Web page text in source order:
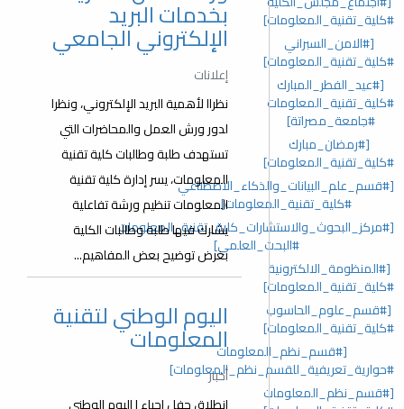
#كلية_تقنية_المعلومات]
[#الامن_السبراني
#كلية_تقنية_المعلومات]
[#عيد_الفطر_المبارك
#كلية_تقنية_المعلومات
#جامعة_مصراتة]
[#رمضان_مبارك
#كلية_تقنية_المعلومات]
[#قسم_علم_البيانات_والذكاء_الاصطناعي
#كلية_تقنية_المعلومات]
[#مركز_البحوث_والاستشارات_كلية_تقنية_المعلومات
#البحث_العلمي]
[#المنظومة_الالكترونية
#كلية_تقنية_المعلومات]
[#قسم_علوم_الحاسوب
#كلية_تقنية_المعلومات]
[#قسم_نظم_المعلومات
#حوارية_تعريفية_للقسم_نظم_المعلومات]
[#قسم_نظم_المعلومات
بخدمات البريد
الإلكتروني الجامعي
إعلانات
نظراا ﻷهمية البريد الإلكتروني، ونظرا
لدور ورش العمل والمحاضرات التي
تستهدف طلبة وطالبات كلية تقنية
المعلومات، يسر إدارة كلية تقنية
المعلومات تنظيم ورشة تفاعلية
يشارك فيها طلبة وطالبات الكلية
بغرض توضيح بعض المفاهيم...
اليوم الوطني لتقنية
المعلومات
أخبار